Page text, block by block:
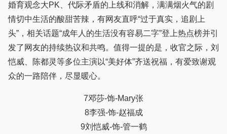
婚育观念大PK、代际矛盾的上线和消解，满满烟火气的剧
情切中生活的酸甜苦辣，有网友直呼“过于真实，追剧上
头”，相关话题“成年人的生活没有容易二字”登上热点榜并引
发了网友的持续热议和共鸣。值得一提的是，收官之际，刘
恺威、陈都灵等多位主演以“美好体”齐送祝福，有爱致谢观
众的一路陪伴，尽显暖心。
7邓莎-饰-Mary张
8李强-饰-赵福成
9刘恺威-饰-管一鹤